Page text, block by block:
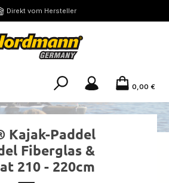
Direkt vom Hersteller
0,00 €
Kajak-Paddel
Fiberglas &
210 - 220cm